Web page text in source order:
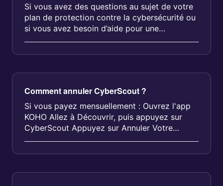
Si vous avez des questions au sujet de votre
plan de protection contre la cybersécurité ou
si vous avez besoin d’aide pour une
réclamation : Ouvrez l’applicatio...
Comment annuler CyberScout ?
Si vous payez mensuellement : Ouvrez l'app
KOHO Allez à Découvrir, puis appuyez sur
CyberScout Appuyez sur Annuler Votre
couverture restera ac...